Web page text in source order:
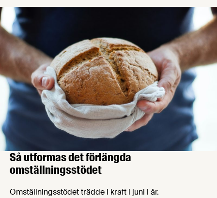
Så utformas det förlängda
omställningsstödet
Omställningsstödet trädde i kraft i juni i år.